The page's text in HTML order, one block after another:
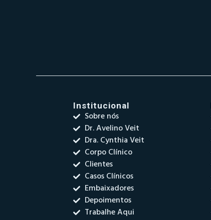
Institucional
Sobre nós
Dr. Avelino Veit
Dra. Cynthia Veit
Corpo Clínico
Clientes
Casos Clínicos
Embaixadores
Depoimentos
Trabalhe Aqui